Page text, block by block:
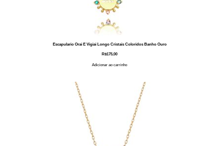
Escapulario Orai E Vigiai Longo Cristais Coloridos Banho Ouro
R$175,00
Adicionar ao carrinho